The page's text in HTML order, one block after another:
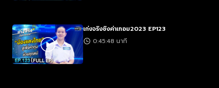
เก่งจริงชิงค่าเทอม2023 EP123
0:45:48 นาที